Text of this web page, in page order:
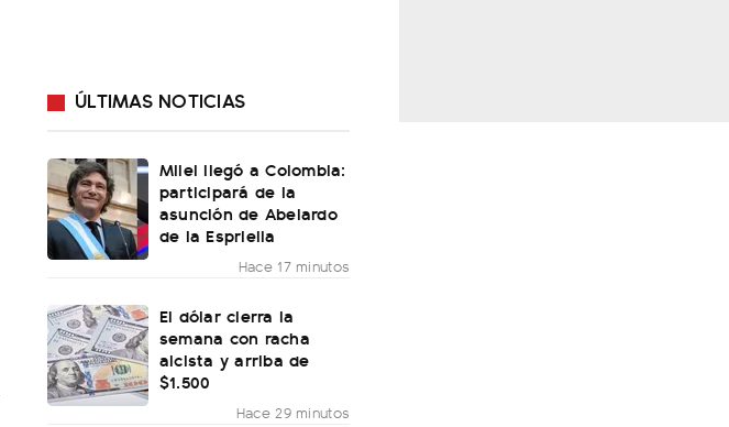
ÚLTIMAS NOTICIAS
Milei llegó a Colombia:
participará de la
asunción de Abelardo
de la Espriella
Hace 17 minutos
El dólar cierra la
semana con racha
alcista y arriba de
$1.500
Hace 29 minutos